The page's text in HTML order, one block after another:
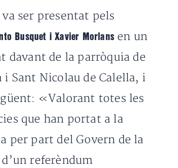
ser presentat pels
Busquet i Xavier Morlans en un
davant de la parròquia de
i Sant Nicolau de Calella, i
«Valorant totes les
que han portat a la
per part del Govern de la
referèndum